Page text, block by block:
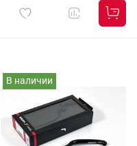
В наличии